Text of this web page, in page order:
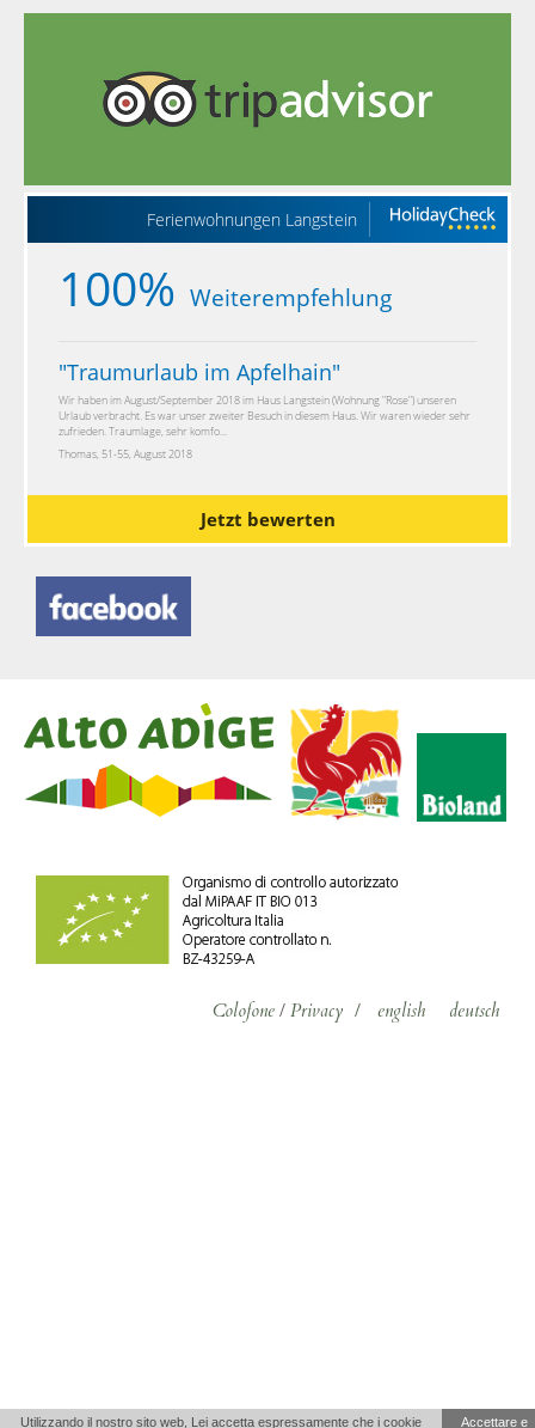
Ferienwohnungen Langstein
100% Weiterempfehlung
"Traumurlaub im Apfelhain"
Wir haben im August/September 2018 im Haus Langstein (Wohnung "Rose") unseren
Urlaub verbracht. Es war unser zweiter Besuch in diesem Haus. Wir waren wieder sehr
zufrieden. Traumlage, sehr komfo...
Thomas, 51-55, August 2018
Jetzt bewerten
Colofone / Privacy / english deutsch
Utilizzando il nostro sito web, Lei accetta espressamente che i cookie Accettare e